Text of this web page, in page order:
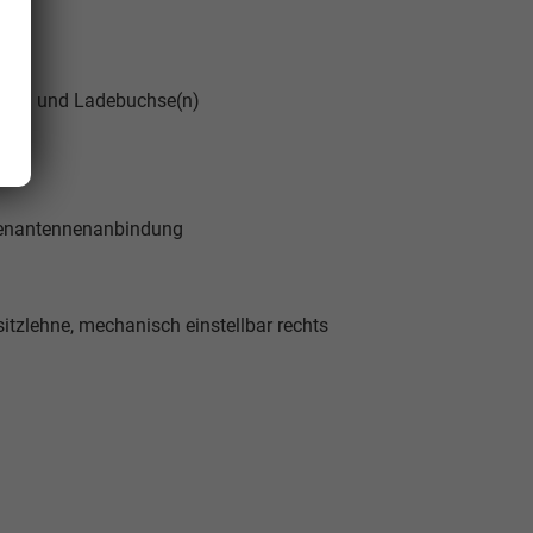
und Ladebuchse(n)
mechanisch einstellbar rechts